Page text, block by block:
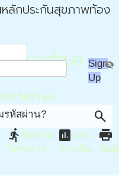
กประกันสุขภาพท้อง
visibility_off
รหัสผ่าน?
Sign
Up
ศบาลตำบล
งหวัดลำพูน
search
directions_run ติดตาม
โครงการ
assessment แบบ
ประเมิน
print
พิมพ์